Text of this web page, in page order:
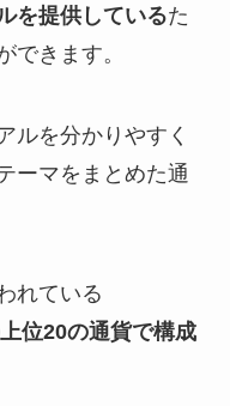
を提供しているた
できます。
ルを分かりやすく
ーマをまとめた通
れている
位20の通貨で構成